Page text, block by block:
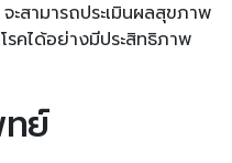
ะสามารถประเมินผลสุขภาพ
รคได้อย่างมีประสิทธิภาพ
ย์